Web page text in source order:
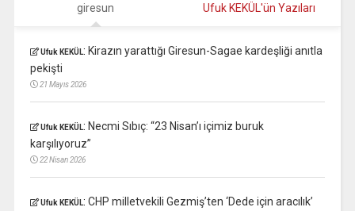
giresun Ufuk KEKÜL'ün Yazıları
Ufuk KEKÜL: Kirazın yarattığı Giresun-Sagae kardeşliği anıtla
pekişti
21 Mayıs 2026
Ufuk KEKÜL: Necmi Sıbıç: “23 Nisan’ı içimiz buruk
karşılıyoruz”
22 Nisan 2026
Ufuk KEKÜL: CHP milletvekili Gezmiş’ten ‘Dede için aracılık’